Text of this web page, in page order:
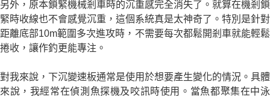
另外，原本鎖緊機械剎車時的沉重感完全消失了。就算在機剎鎖
緊時收線也不會感覺沉重，這個系統真是太神奇了。特別是針對
距離底部10m範圍多次進攻時，不需要每次都鬆開剎車就能輕鬆
捲收，讓作釣更能專注。
對我來說，下沉變速板通常是使用於想要產生變化的情況。具體
來說，我經常在偵測魚探機及咬訊時使用。當魚都聚集在中泳